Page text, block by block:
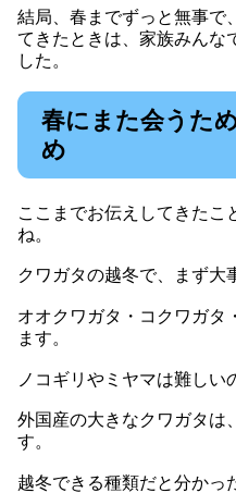
結局、春までずっと無事で
てきたときは、家族みんな
した。
春にまた会うた
め
ここまでお伝えしてきたこ
ね。
クワガタの越冬で、まず大
オオクワガタ・コクワガタ
ます。
ノコギリやミヤマは難しい
外国産の大きなクワガタは
す。
越冬できる種類だと分かっ